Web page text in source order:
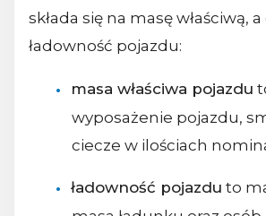
składa się na masę właściwą, a
ładowność pojazdu:
masa właściwa pojazdu
wyposażenie pojazdu,
ciecze w ilościach
ładowność pojazdu to